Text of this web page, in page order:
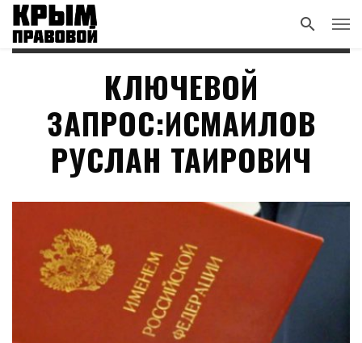
КЛЮЧЕВОЙ
ЗАПРОС:ИСМАИЛОВ
РУСЛАН ТАИРОВИЧ